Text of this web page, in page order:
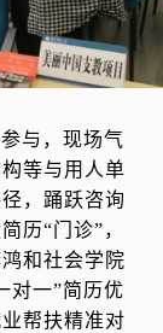
与，现场气
等与用人单
，踊跃咨询
历“门诊”，
和社会学院
对一”简历优
帮扶精准对